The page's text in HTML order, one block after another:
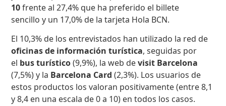
10frente al 27,4% que ha preferido el billete
sencillo y un 17,0% de la tarjeta Hola BCN.
El 10,3% de los entrevistados han utilizado la red de
oficinas de información turística, seguidas por
el bus turístico(9,9%), la web devisit Barcelona
(7,5%) y la Barcelona Card (2,3%). Los usuarios de
estos productos los valoran positivamente (entre 8,1
y 8,4 en una escala de 0 a 10) en todos los casos.